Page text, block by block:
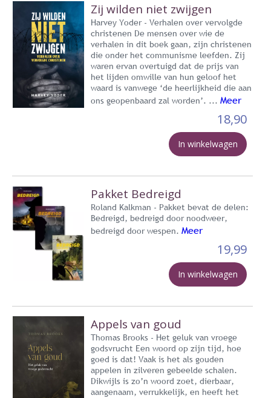
Zij wilden niet zwijgen
Harvey Yoder - Verhalen over vervolgde
christenen De mensen over wie de
verhalen in dit boek gaan, zijn christenen
die onder het communisme leefden. Zij
waren ervan overtuigd dat de prijs van
het lijden omwille van hun geloof het
waard is vanwege ‘de heerlijkheid die aan
ons geopenbaard zal worden’. ... Meer
18,90
In winkelwagen
Pakket Bedreigd
Roland Kalkman - Pakket bevat de delen:
Bedreigd, bedreigd door noodweer,
bedreigd door wespen. Meer
19,99
In winkelwagen
Appels van goud
Thomas Brooks - Het geluk van vroege
godsvrucht Een woord op zijn tijd, hoe
goed is dat! Vaak is het als gouden
appelen in zilveren gebeelde schalen.
Dikwijls is zo’n woord zoet, dierbaar,
aangenaam, verrukkelijk, en heeft het